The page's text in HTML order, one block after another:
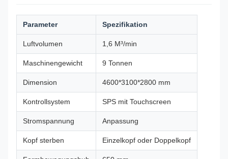
Parameter Spezifikation
Luftvolumen 1,6 M³/min
Maschinengewicht 9 Tonnen
Dimension 4600*3100*2800 mm
Kontrollsystem SPS mit Touchscreen
Stromspannung Anpassung
Kopf sterben Einzelkopf oder Doppelkopf